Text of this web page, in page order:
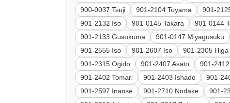
900-0037 Tsuji
901-2104 Toyama 901-
901-2132 Iso
901-0145 Takara 901-0144
901-2133 Gusukuma
901-0147 Miyagusuku
901-2555 Iso
901-2607 Iso 901-2305 Higa
901-2315 Ogido
901-2407 Asato 901-
901-2402 Tomari
901-2403 Ishado 901-
901-2597 Inanse
901-2710 Nodake 901-